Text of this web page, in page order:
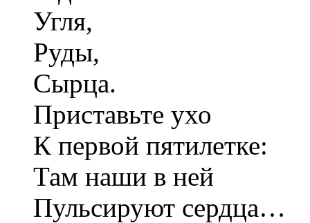
Угля,
Руды,
Сырца.
Приставьте ухо
К первой пятилетке:
Там наши в ней
Пульсируют сердца…